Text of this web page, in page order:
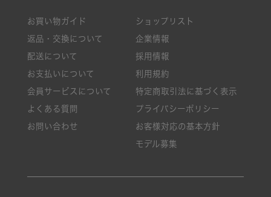
お買い物ガイド
返品・交換について
配送について
お支払いについて
会員サービスについて
よくある質問
お問い合わせ
ショップリスト
企業情報
採用情報
利用規約
特定商取引法に基づく表示
プライバシーポリシー
お客様対応の基本方針
モデル募集